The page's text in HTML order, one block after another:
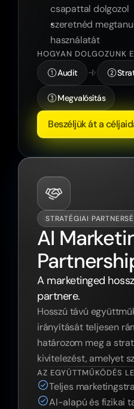
csapattal dolgozol
szeretnéd
használatát
HOGYAN DOLGOZUNK
Audit
Megvalósítás
Beszéljük át a
STRATÉGIAI
AI
A marketinged
partnere.
Hosszú távú
irányítását teljesen
határozom meg a
kivitelezést, amelyet
AZ EGYÜTTMŰKÖDÉS
Teljes
AI-alapú és fizikai